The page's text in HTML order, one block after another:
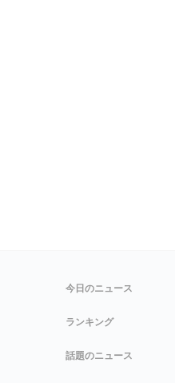
今日のニュース
ランキング
話題のニュース